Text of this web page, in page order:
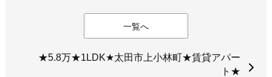
一覧へ
★5.8万★1LDK★太田市上小林町★賃貸アパー
ト★